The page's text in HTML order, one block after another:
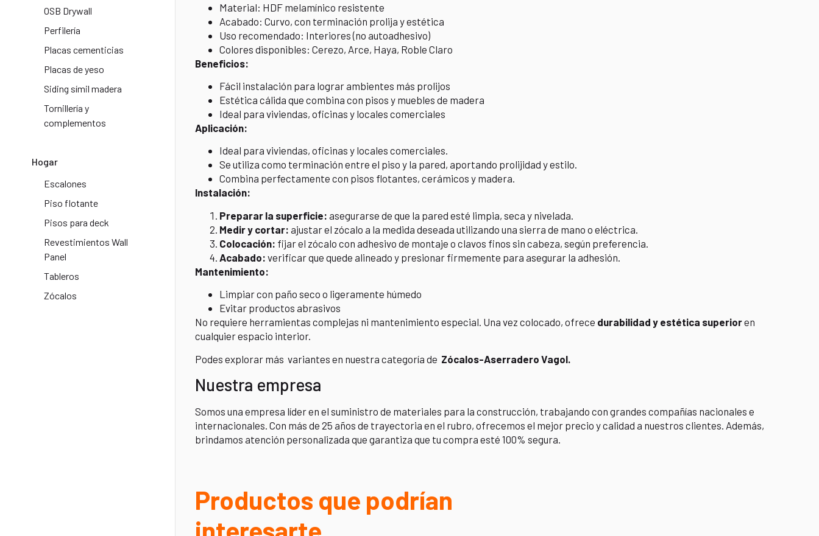
OSB Drywall
Perfilería
Placas cementicias
Placas de yeso
Siding símil madera
Tornillería y
complementos
Hogar
Escalones
Piso flotante
Pisos para deck
Revestimientos Wall
Panel
Tableros
Zócalos
Material: HDF melamínico resistente
Acabado: Curvo, con terminación prolija y estética
Uso recomendado: Interiores (no autoadhesivo)
Colores disponibles: Cerezo, Arce, Haya, Roble Claro
Beneficios:
Fácil instalación para lograr ambientes más prolijos
Estética cálida que combina con pisos y muebles de madera
Ideal para viviendas, oficinas y locales comerciales
Aplicación:
Ideal para viviendas, oficinas y locales comerciales.
Se utiliza como terminación entre el piso y la pared, aportando prolijidad y estilo.
Combina perfectamente con pisos flotantes, cerámicos y madera.
Instalación:
Preparar la superficie: asegurarse de que la pared esté limpia, seca y nivelada.
Medir y cortar: ajustar el zócalo a la medida deseada utilizando una sierra de mano o eléctrica.
Colocación: fijar el zócalo con adhesivo de montaje o clavos finos sin cabeza, según preferencia.
Acabado: verificar que quede alineado y presionar firmemente para asegurar la adhesión.
Mantenimiento:
Limpiar con paño seco o ligeramente húmedo
Evitar productos abrasivos
No requiere herramientas complejas ni mantenimiento especial. Una vez colocado, ofrece durabilidad y estética superioren
cualquier espacio interior.
Podes explorar más variantes en nuestra categoría de Zócalos-Aserradero Vagol.
Nuestra empresa
Somos una empresa líder en el suministro de materiales para la construcción, trabajando con grandes compañías nacionales e
internacionales. Con más de 25 años de trayectoria en el rubro, ofrecemos el mejor precio y calidad a nuestros clientes. Además,
brindamos atención personalizada que garantiza que tu compra esté 100% segura.
Productos que podrían